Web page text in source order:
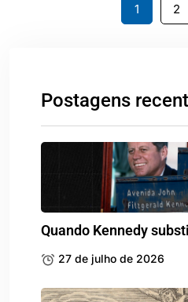
1 2
Postagens
Quando Kennedy
27 de julho de 2026